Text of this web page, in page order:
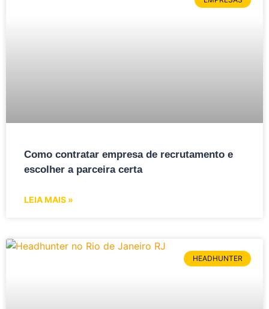
Como contratar empresa de recrutamento e
escolher a parceira certa
LEIA MAIS »
HEADHUNTER